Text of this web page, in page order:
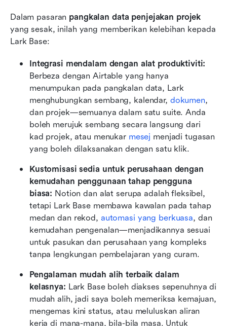
Dalam pasaran pangkalan data penjejakan projek
yang sesak, inilah yang memberikan kelebihan kepada
Lark Base:
Integrasi mendalam dengan alat produktiviti:
Berbeza dengan Airtable yang hanya
menumpukan pada pangkalan data, Lark
menghubungkan sembang, kalendar, dokumen,
dan projek—semuanya dalam satu suite. Anda
boleh merujuk sembang secara langsung dari
kad projek, atau menukar mesej menjadi tugasan
yang boleh dilaksanakan dengan satu klik.
Kustomisasi sedia untuk perusahaan dengan
kemudahan penggunaan tahap pengguna
biasa: Notion dan alat serupa adalah fleksibel,
tetapi Lark Base membawa kawalan pada tahap
medan dan rekod, automasi yang berkuasa, dan
kemudahan pengenalan—menjadikannya sesuai
untuk pasukan dan perusahaan yang kompleks
tanpa lengkungan pembelajaran yang curam.
Pengalaman mudah alih terbaik dalam
kelasnya: Lark Base boleh diakses sepenuhnya di
mudah alih, jadi saya boleh memeriksa kemajuan,
mengemas kini status, atau meluluskan aliran
kerja di mana-mana, bila-bila masa. Untuk